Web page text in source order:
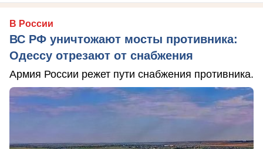
В России
ВС РФ уничтожают мосты противника:
Одессу отрезают от снабжения
Армия России режет пути снабжения противника.